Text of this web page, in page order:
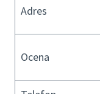
Adres
Ocena